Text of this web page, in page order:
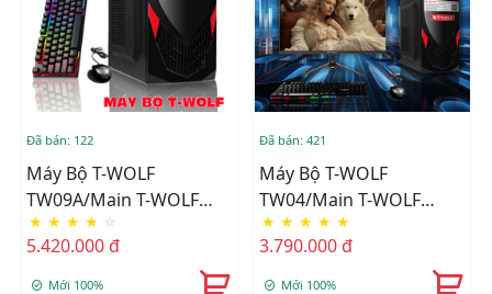
Đã bán: 122
Máy Bộ T-WOLF
TW09A/Main T-WOLF
H310/CPU Intel Core I3-
8100/Ram DDR4
8GB/3200/SSD T-WOLF
★ ★ ★ ★ ☆
5.420.000 đ
Mới 100%
Đã bán: 421
Máy Bộ T-WOLF
TW04/Main T-WOLF
H81/CPU Intel Core I5-
4460/Ram DDR3
8GB/1600/SSD T-Wolf
★ ★ ★ ★ ★
3.790.000 đ
Mới 100%